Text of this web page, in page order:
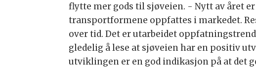
flytte mer gods til sjøveien. - Nytt av året
transportformene oppfattes i markedet.
over tid. Det er utarbeidet
gledelig å lese at sjøveien har en positiv
utviklingen er en god indikasjon på at det